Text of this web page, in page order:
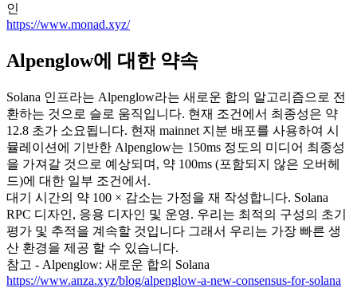
인
https://www.monad.xyz/
Alpenglow에 대한 약속
Solana 인프라는 Alpenglow라는 새로운 합의 알고리즘으로 전
환하는 것으로 슬로 움직입니다. 현재 조건에서 최종성은 약
12.8 초가 소요됩니다. 현재 mainnet 지분 배포를 사용하여 시
뮬레이션에 기반한 Alpenglow는 150ms 정도의 미디어 최종성
을 가져갈 것으로 예상되며, 약 100ms (포함되지 않은 오버헤
드)에 대한 일부 조건에서.
대기 시간의 약 100 × 감소는 가정을 재 작성합니다. Solana
RPC 디자인, 응용 디자인 및 운영. 우리는 최적의 구성의 초기
평가 및 추적을 계속할 것입니다 그래서 우리는 가장 빠른 생
산 환경을 제공 할 수 있습니다.
참고 - Alpenglow: 새로운 합의 Solana
https://www.anza.xyz/blog/alpenglow-a-new-consensus-for-solana